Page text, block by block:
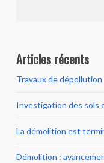
Articles récents
Travaux de dépollution
Investigation des sols
La démolition est
Démolition :